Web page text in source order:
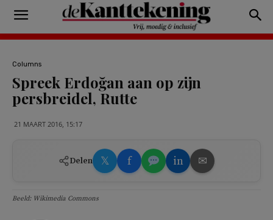
Columns
Spreek Erdoğan aan op zijn
persbreidel, Rutte
21 MAART 2016, 15:17
Delen 𝕏 f in ✉
Beeld: Wikimedia Commons